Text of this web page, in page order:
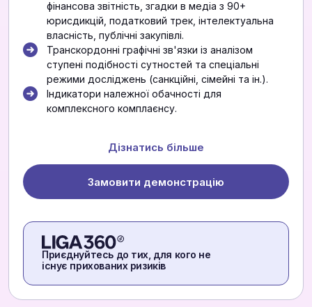
фінансова звітність, згадки в медіа з 90+
юрисдикцій, податковий трек, інтелектуальна
власність, публічні закупівлі.
Транскордонні графічні зв'язки із аналізом
ступені подібності сутностей та спеціальні
режими досліджень (санкційні, сімейні та ін.).
Індикатори належної обачності для
комплексного комплаєнсу.
Дізнатись більше
Замовити демонстрацію
Приєднуйтесь до тих, для кого не
існує прихованих ризиків